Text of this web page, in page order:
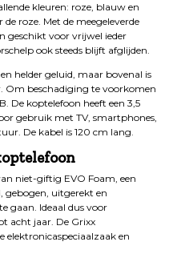
kleuren: roze, blauw en
roze. Met de meegeleverde
geschikt voor vrijwel ieder
ook steeds blijft afglijden.
helder geluid, maar bovenal is
Om beschadiging te voorkomen
De koptelefoon heeft een 3,5
gebruik met TV, smartphones,
De kabel is 120 cm lang.
niet-giftig EVO Foam, een
gebogen, uitgerekt en
gaan. Ideaal dus voor
acht jaar. De Grixx
elektronicaspeciaalzaak en